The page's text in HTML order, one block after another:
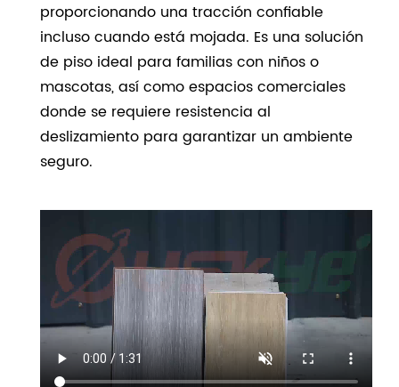
proporcionando una tracción confiable
incluso cuando está mojada. Es una solución
de piso ideal para familias con niños o
mascotas, así como espacios comerciales
donde se requiere resistencia al
deslizamiento para garantizar un ambiente
seguro.